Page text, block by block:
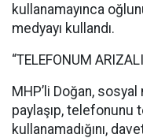
kullanamayınca
medyayı kullandı.
“TELEFONUM
MHP’li Doğan,
paylaşıp, telefonunu
kullanamadığını,